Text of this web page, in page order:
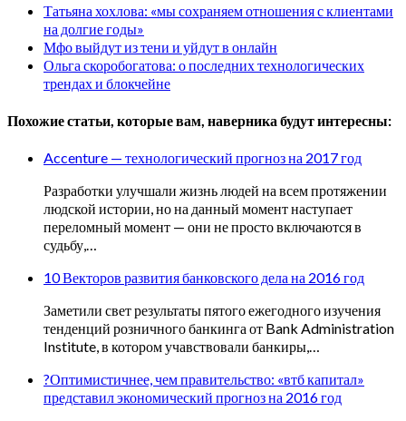
Татьяна хохлова: «мы сохраняем отношения с клиентами
на долгие годы»
Мфо выйдут из тени и уйдут в онлайн
Ольга скоробогатова: о последних технологических
трендах и блокчейне
Похожие статьи, которые вам, наверника будут интересны:
Accenture — технологический прогноз на 2017 год
Разработки улучшали жизнь людей на всем протяжении
людской истории, но на данный момент наступает
переломный момент — они не просто включаются в
судьбу,…
10 Векторов развития банковского дела на 2016 год
Заметили свет результаты пятого ежегодного изучения
тенденций розничного банкинга от Bank Administration
Institute, в котором учавствовали банкиры,…
?Оптимистичнее, чем правительство: «втб капитал»
представил экономический прогноз на 2016 год